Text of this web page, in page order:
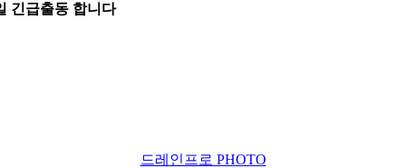
긴급출동 합니다
드레인프로 PHOTO